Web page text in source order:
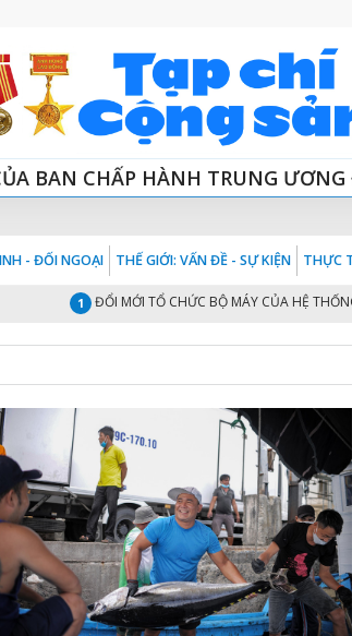
BAN CHẤP HÀNH TRUNG
- ĐỐI NGOẠI THẾ GIỚI: VẤN ĐỀ - SỰ KIỆN THỰC
ĐỔI MỚI TỔ CHỨC BỘ MÁY CỦA HỆ THỐNG